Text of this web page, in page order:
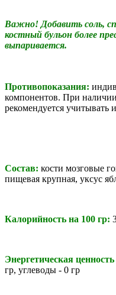
Важно! Добавить соль,
костный бульон более
выпаривается.
Противопоказания:
компонентов. При
рекомендуется учитывать
Состав: кости мозговые
пищевая крупная, уксус
Калорийность на 100 гр:
Энергетическая
гр, углеводы - 0 гр